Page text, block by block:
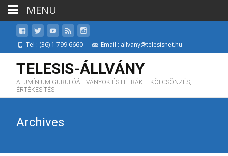
Tel : (36) 1 799 6660 Email : allvany@telesisnet.hu
TELESIS-ÁLLVÁNY
ALUMÍNIUM GURULÓÁLLVÁNYOK ÉS LÉTRÁK – KÖLCSÖNZÉS,
ÉRTÉKESÍTÉS
Archives
MENU